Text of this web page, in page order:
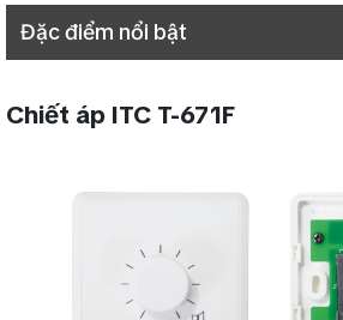
Đặc điểm nổi bật
Chiết áp ITC T-671F